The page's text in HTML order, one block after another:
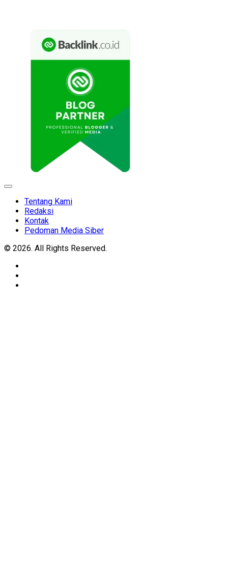
Expand
Tentang Kami
Redaksi
Kontak
Pedoman Media Siber
© 2026. All Rights Reserved.